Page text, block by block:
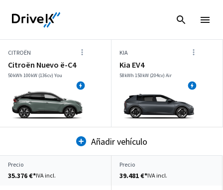
CITROËN
Citroën Nuevo ë-C4
50kWh 100kW (136cv) You
KIA
Kia EV4
58kWh 150kW (204cv) Air
Añadir vehículo
Precio
35.376 €*IVA incl.
Precio
39.481 €*IVA incl.